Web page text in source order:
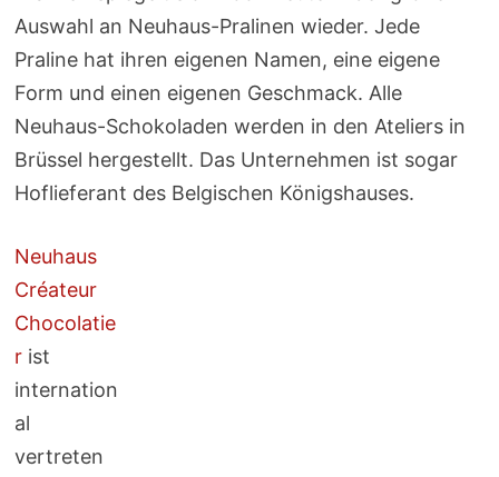
Auswahl an Neuhaus-Pralinen wieder. Jede
Praline hat ihren eigenen Namen, eine eigene
Form und einen eigenen Geschmack. Alle
Neuhaus-Schokoladen werden in den Ateliers in
Brüssel hergestellt. Das Unternehmen ist sogar
Hoflieferant des Belgischen Königshauses.
Neuhaus
Créateur
Chocolatie
rist
internation
al
vertreten